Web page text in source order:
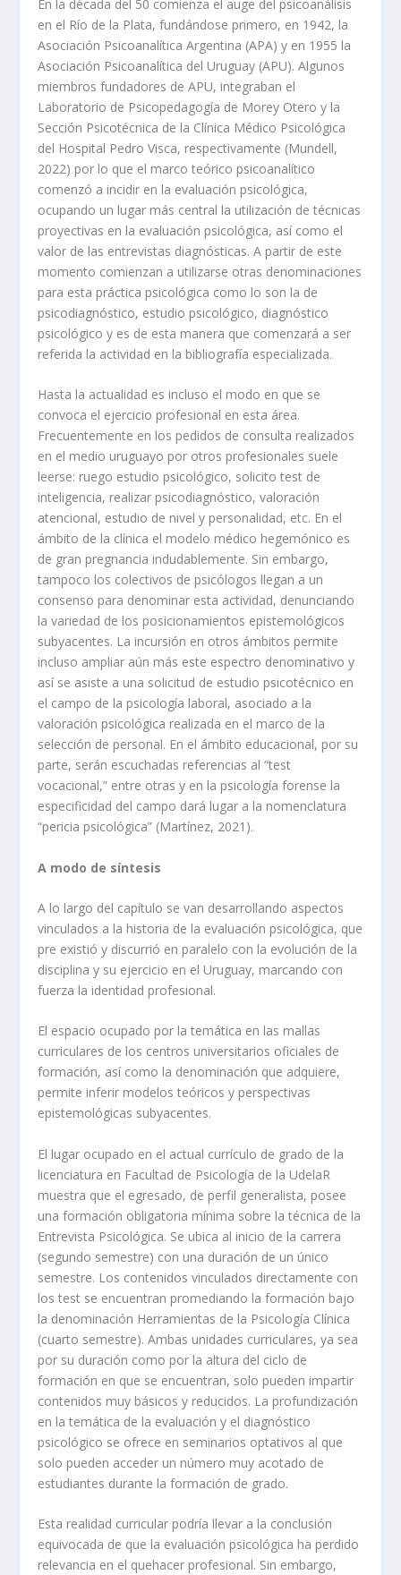
En la década del 50 comienza el auge del psicoanálisis
en el Río de la Plata, fundándose primero, en 1942, la
Asociación Psicoanalítica Argentina (APA) y en 1955 la
Asociación Psicoanalítica del Uruguay (APU). Algunos
miembros fundadores de APU, integraban el
Laboratorio de Psicopedagogía de Morey Otero y la
Sección Psicotécnica de la Clínica Médico Psicológica
del Hospital Pedro Visca, respectivamente (Mundell,
2022) por lo que el marco teórico psicoanalítico
comenzó a incidir en la evaluación psicológica,
ocupando un lugar más central la utilización de técnicas
proyectivas en la evaluación psicológica, así como el
valor de las entrevistas diagnósticas. A partir de este
momento comienzan a utilizarse otras denominaciones
para esta práctica psicológica como lo son la de
psicodiagnóstico, estudio psicológico, diagnóstico
psicológico y es de esta manera que comenzará a ser
referida la actividad en la bibliografía especializada.
Hasta la actualidad es incluso el modo en que se
convoca el ejercicio profesional en esta área.
Frecuentemente en los pedidos de consulta realizados
en el medio uruguayo por otros profesionales suele
leerse: ruego estudio psicológico, solicito test de
inteligencia, realizar psicodiagnóstico, valoración
atencional, estudio de nivel y personalidad, etc. En el
ámbito de la clínica el modelo médico hegemónico es
de gran pregnancia indudablemente. Sin embargo,
tampoco los colectivos de psicólogos llegan a un
consenso para denominar esta actividad, denunciando
la variedad de los posicionamientos epistemológicos
subyacentes. La incursión en otros ámbitos permite
incluso ampliar aún más este espectro denominativo y
así se asiste a una solicitud de estudio psicotécnico en
el campo de la psicología laboral, asociado a la
valoración psicológica realizada en el marco de la
selección de personal. En el ámbito educacional, por su
parte, serán escuchadas referencias al “test
vocacional,” entre otras y en la psicología forense la
especificidad del campo dará lugar a la nomenclatura
“pericia psicológica” (Martínez, 2021).
A modo de síntesis
A lo largo del capítulo se van desarrollando aspectos
vinculados a la historia de la evaluación psicológica, que
pre existió y discurrió en paralelo con la evolución de la
disciplina y su ejercicio en el Uruguay, marcando con
fuerza la identidad profesional.
El espacio ocupado por la temática en las mallas
curriculares de los centros universitarios oficiales de
formación, así como la denominación que adquiere,
permite inferir modelos teóricos y perspectivas
epistemológicas subyacentes.
El lugar ocupado en el actual currículo de grado de la
licenciatura en Facultad de Psicología de la UdelaR
muestra que el egresado, de perfil generalista, posee
una formación obligatoria mínima sobre la técnica de la
Entrevista Psicológica. Se ubica al inicio de la carrera
(segundo semestre) con una duración de un único
semestre. Los contenidos vinculados directamente con
los test se encuentran promediando la formación bajo
la denominación Herramientas de la Psicología Clínica
(cuarto semestre). Ambas unidades curriculares, ya sea
por su duración como por la altura del ciclo de
formación en que se encuentran, solo pueden impartir
contenidos muy básicos y reducidos. La profundización
en la temática de la evaluación y el diagnóstico
psicológico se ofrece en seminarios optativos al que
solo pueden acceder un número muy acotado de
estudiantes durante la formación de grado.
Esta realidad curricular podría llevar a la conclusión
equivocada de que la evaluación psicológica ha perdido
relevancia en el quehacer profesional. Sin embargo,